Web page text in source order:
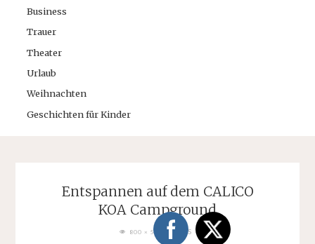
Business
Trauer
Theater
Urlaub
Weihnachten
Geschichten für Kinder
Entspannen auf dem CALICO
KOA Campground
FULL800 × 598 PIXELS